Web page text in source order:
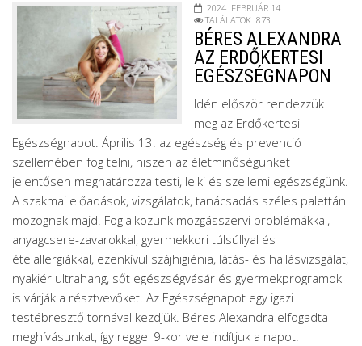
2024. FEBRUÁR 14.
TALÁLATOK: 873
BÉRES ALEXANDRA
AZ ERDŐKERTESI
EGÉSZSÉGNAPON
Idén először rendezzük
meg az Erdőkertesi
Egészségnapot. Április 13. az egészség és prevenció
szellemében fog telni, hiszen az életminőségünket
jelentősen meghatározza testi, lelki és szellemi egészségünk.
A szakmai előadások, vizsgálatok, tanácsadás széles palettán
mozognak majd. Foglalkozunk mozgásszervi problémákkal,
anyagcsere-zavarokkal, gyermekkori túlsúllyal és
ételallergiákkal, ezenkívül szájhigiénia, látás- és hallásvizsgálat,
nyakiér ultrahang, sőt egészségvásár és gyermekprogramok
is várják a résztvevőket. Az Egészségnapot egy igazi
testébresztő tornával kezdjük. Béres Alexandra elfogadta
meghívásunkat, így reggel 9-kor vele indítjuk a napot.